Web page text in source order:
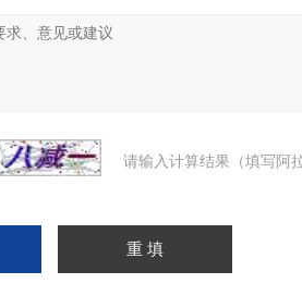
请输入计算结果（填写阿